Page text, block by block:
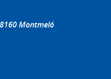
Montmeló